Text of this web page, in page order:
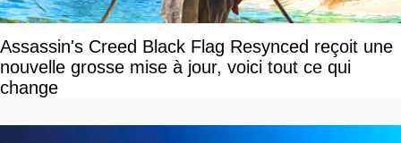
Assassin's Creed Black Flag Resynced reçoit une
nouvelle grosse mise à jour, voici tout ce qui
change